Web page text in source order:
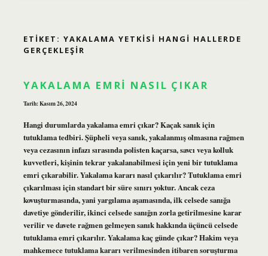
ETIKET: YAKALAMA YETKISI HANGI HALLERDE
GERÇEKLEŞIR
YAKALAMA EMRI NASIL ÇIKAR
Tarih: Kasım 26, 2024
Hangi durumlarda yakalama emri çıkar? Kaçak sanık için
tutuklama tedbiri. Şüpheli veya sanık, yakalanmış olmasına rağmen
veya cezasının infazı sırasında polisten kaçarsa, savcı veya kolluk
kuvvetleri, kişinin tekrar yakalanabilmesi için yeni bir tutuklama
emri çıkarabilir. Yakalama kararı nasıl çıkarılır? Tutuklama emri
çıkarılması için standart bir süre sınırı yoktur. Ancak ceza
kovuşturmasında, yani yargılama aşamasında, ilk celsede sanığa
davetiye gönderilir, ikinci celsede sanığın zorla getirilmesine karar
verilir ve davete rağmen gelmeyen sanık hakkında üçüncü celsede
tutuklama emri çıkarılır. Yakalama kaç günde çıkar? Hakim veya
mahkemece tutuklama kararı verilmesinden itibaren soruşturma